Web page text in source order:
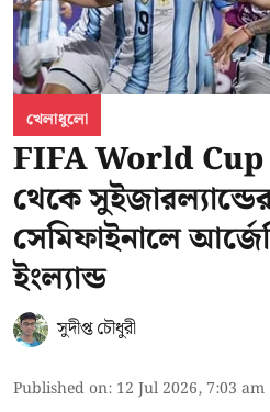
খেলাধুলো
FIFA World Cup
থেকে
সেমিফাইনালে
ইংল্যান্ড
সুদীপ্ত চৌধুরী
Published on: 12 Jul 2026, 7:03 am